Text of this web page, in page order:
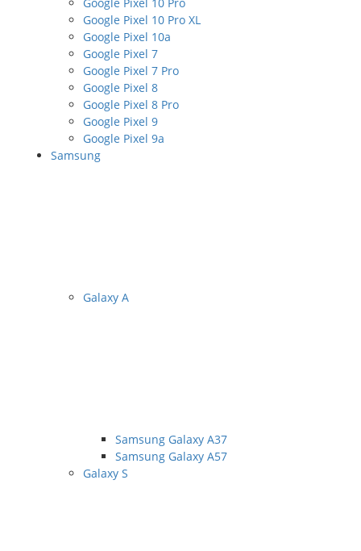
Google Pixel 10 Pro XL
Google Pixel 10a
Google Pixel 7
Google Pixel 7 Pro
Google Pixel 8
Google Pixel 8 Pro
Google Pixel 9
Google Pixel 9a
Samsung
Galaxy A
Samsung Galaxy A37
Samsung Galaxy A57
Galaxy S